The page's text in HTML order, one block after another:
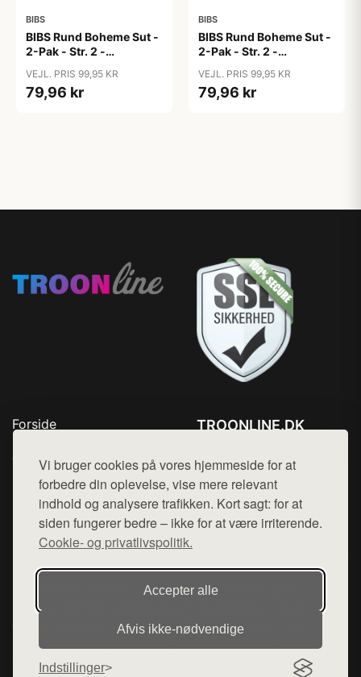
Vi bruger cookies på vores hjemmeside for at
forbedre din oplevelse, vise mere relevant
indhold og analysere trafikken. Kort sagt: for at
siden fungerer bedre – ikke for at være irriterende.
Cookie- og privatlivspolitik.
Accepter alle
Afvis ikke‑nødvendige
Indstillinger
BIBS
BIBS Rund Boheme Sut -
2-Pak - Str. 2 -
Oak/Blush
VEJL. PRIS 99,95 KR
79,96 kr
BIBS
BIBS Rund Boheme Sut -
2-Pak - Str. 2 -
Pink/Coral
VEJL. PRIS 99,95 KR
79,96 kr
Forside
Top Rabatter
Blog
Kontakt
TROONLINE.DK
Mail: hej@want.dk
Cookie- og privatlivspolitik
Denne side er en del af want.dk, der udgiver en række
hjemmesider med præsentation af forskellige produkter fra
diverse webshops. Der sælges ikke varer fra denne side - vi
henviser til de shops, som sælger varen. Vi har heller ikke
varerne på lager.